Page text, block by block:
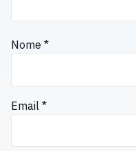
Nome *
Email *